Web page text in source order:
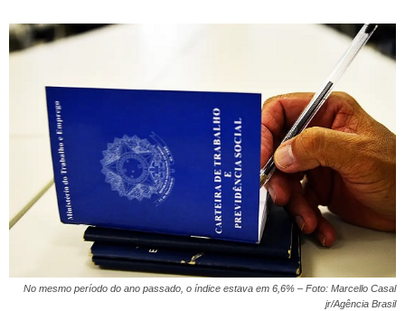
No mesmo período do ano passado, o índice estava em 6,6% – Foto: Marcello Casal
jr/Agência Brasil